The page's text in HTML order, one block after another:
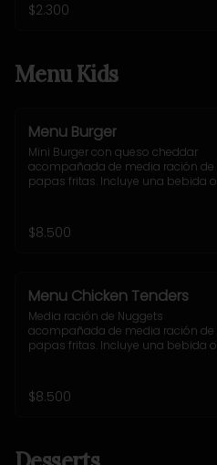
$2.300
Menu Kids
Menu Burger
Mini Burger con queso cheddar
acompañada de media ración de
papas fritas. Incluye una bebida o
$8.500
Menu Chicken Tenders
Media ración de Nuggets
acompañada de media ración de
papas fritas. Incluye una bebida o
$8.500